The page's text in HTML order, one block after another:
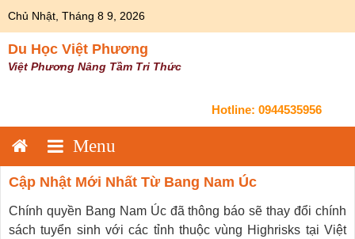
Chủ Nhật, Tháng 8 9, 2026
Du Học Việt Phương
Việt Phương Nâng Tầm Tri Thức
Hotline: 0944535956
Cập Nhật Mới Nhất Từ Bang Nam Úc
Chính quyền Bang Nam Úc đã thông báo sẽ thay đổi chính
sách tuyển sinh với các tỉnh thuộc vùng Highrisks tại Việt